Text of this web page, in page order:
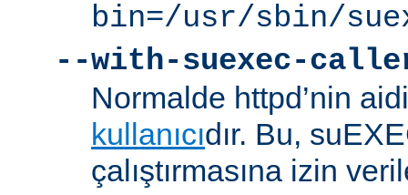
bin=/usr/sbin/
--with-suexec-
Normalde httpd’nin
kullanıcıdır. Bu,
çalıştırmasına izin